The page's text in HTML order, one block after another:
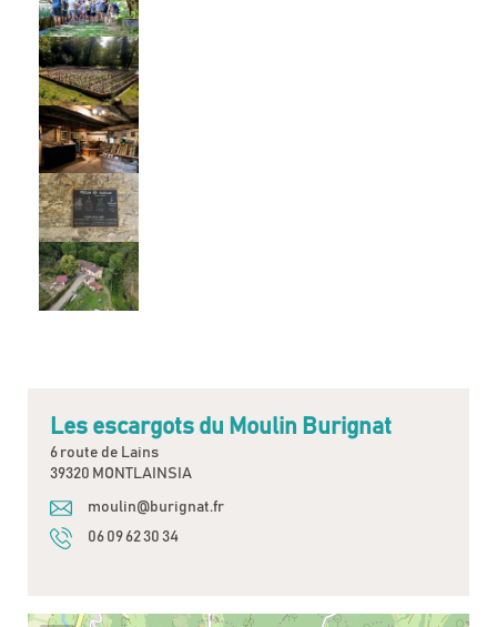
Les escargots du Moulin Burignat
6 route de Lains
39320 MONTLAINSIA
moulin@burignat.fr
06 09 62 30 34